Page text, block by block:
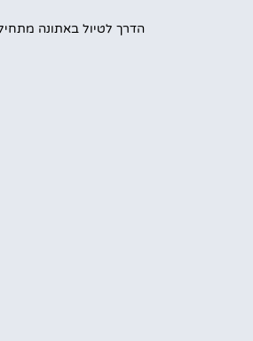
הדרך לטיול באתונה מתחילה כאן!